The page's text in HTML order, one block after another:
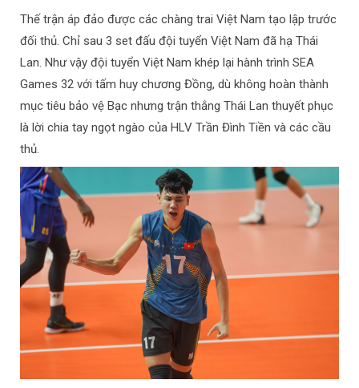
Thế trận áp đảo được các chàng trai Việt Nam tạo lập trước
đối thủ. Chỉ sau 3 set đấu đội tuyển Việt Nam đã hạ Thái
Lan. Như vậy đội tuyển Việt Nam khép lại hành trình SEA
Games 32 với tấm huy chương Đồng, dù không hoàn thành
mục tiêu bảo vệ Bạc nhưng trận thắng Thái Lan thuyết phục
là lời chia tay ngọt ngào của HLV Trần Đình Tiền và các cầu
thủ.